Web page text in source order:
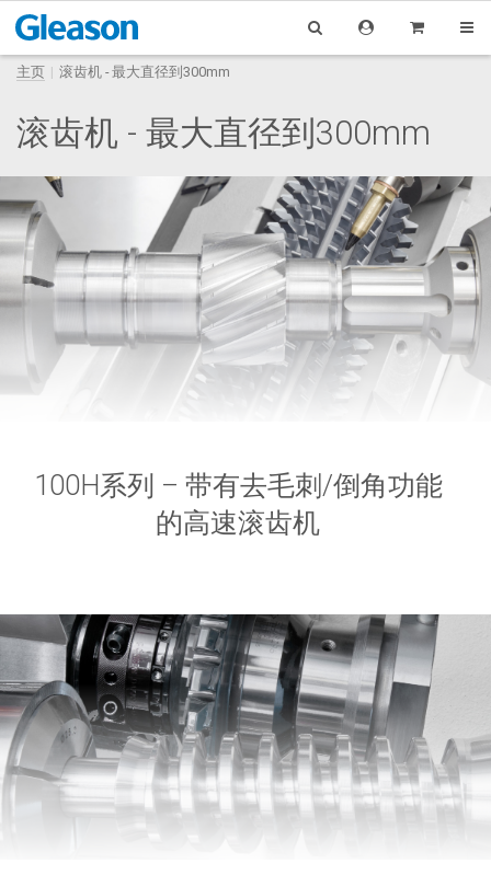
主页 滚齿机 - 最大直径到300mm
滚齿机 - 最大直径到300mm
100H系列 – 带有去毛刺/倒角功能
的高速滚齿机